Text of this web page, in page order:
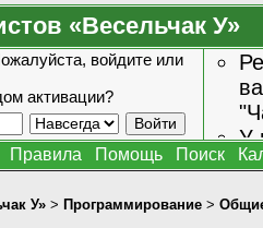
«Весельчак У»
войдите или
активации?
У
Правила Помощь Поиск
У» > Программирование >